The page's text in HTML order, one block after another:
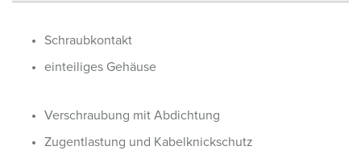
Schraubkontakt
einteiliges Gehäuse
Verschraubung mit Abdichtung
Zugentlastung und Kabelknickschutz